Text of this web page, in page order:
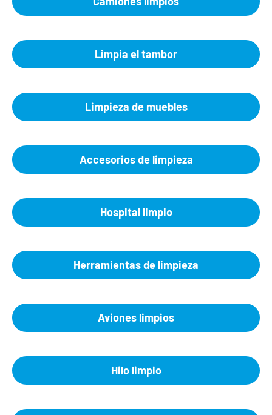
Limpia el tambor
Limpieza de muebles
Accesorios de limpieza
Hospital limpio
Herramientas de limpieza
Aviones limpios
Hilo limpio